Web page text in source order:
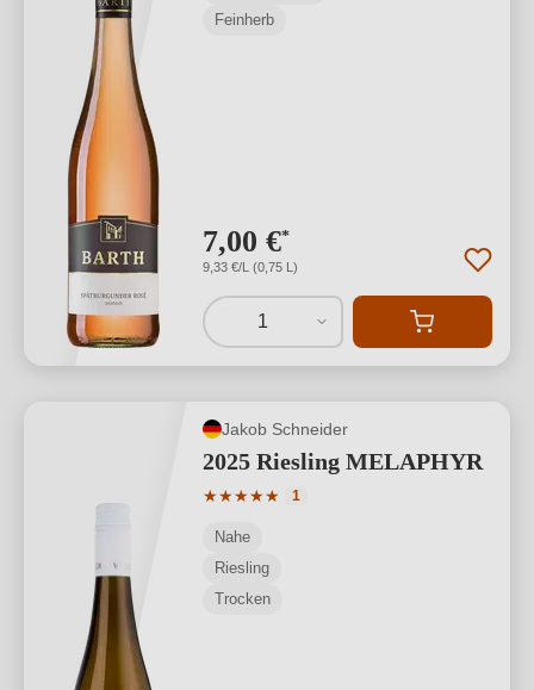
Feinherb
7,00 €*
9,33 €/L (0,75 L)
1
Jakob Schneider
2025 Riesling MELAPHYR
★★★★★
Durchschnittliche Bewertung von 5
1
Nahe
Riesling
Trocken